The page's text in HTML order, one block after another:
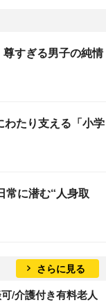
すぎる男子の純情
わたり支える「小学
常に潜む“人身取
さらに見る
/介護付き有料老人